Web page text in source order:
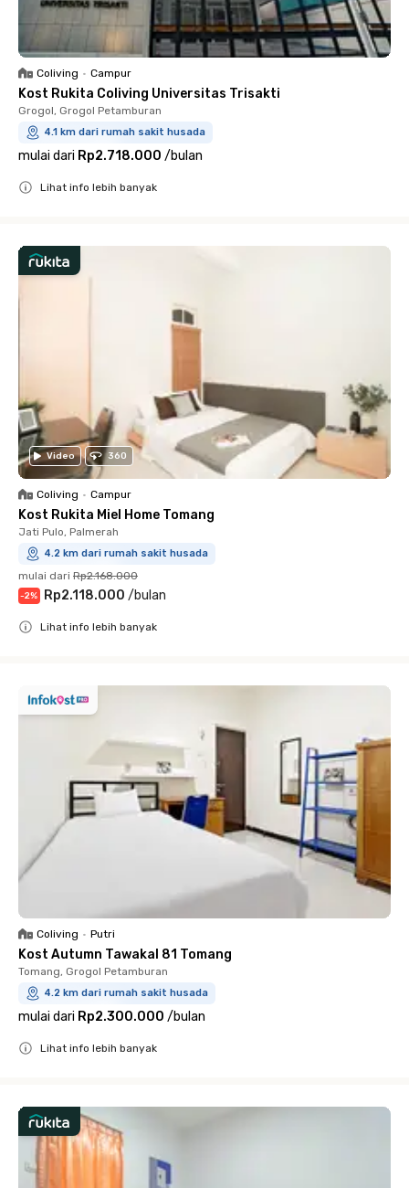
Coliving • Campur
Kost Rukita Coliving Universitas Trisakti
Grogol, Grogol Petamburan
4.1 km dari rumah sakit husada
mulai dari Rp2.718.000 /bulan
Lihat info lebih banyak
Video 360
Coliving • Campur
Kost Rukita Miel Home Tomang
Jati Pulo, Palmerah
4.2 km dari rumah sakit husada
mulai dari Rp2.168.000
-2% Rp2.118.000 /bulan
Lihat info lebih banyak
Coliving • Putri
Kost Autumn Tawakal 81 Tomang
Tomang, Grogol Petamburan
4.2 km dari rumah sakit husada
mulai dari Rp2.300.000 /bulan
Lihat info lebih banyak